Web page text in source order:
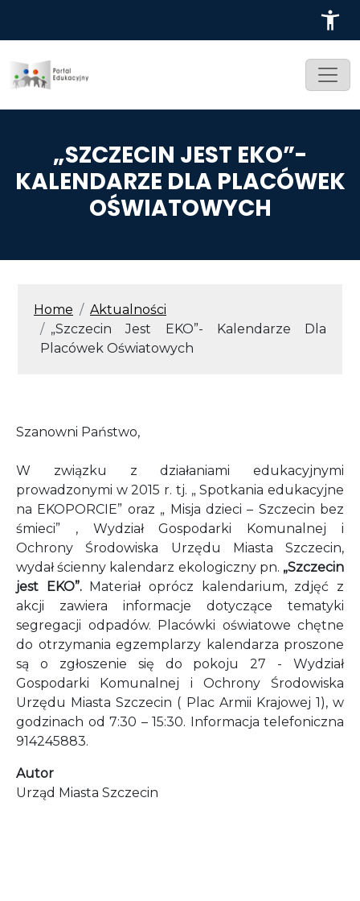
„SZCZECIN JEST EKO”-
KALENDARZE DLA PLACÓWEK
OŚWIATOWYCH
ŚCIEŻKA NAWIGACYJNA
Home
Aktualności
„Szczecin Jest EKO”- Kalendarze Dla
Placówek Oświatowych
Szanowni Państwo,
W związku z działaniami edukacyjnymi
prowadzonymi w 2015 r. tj. „ Spotkania edukacyjne
na EKOPORCIE” oraz „ Misja dzieci – Szczecin bez
śmieci” , Wydział Gospodarki Komunalnej i
Ochrony Środowiska Urzędu Miasta Szczecin,
wydał ścienny kalendarz ekologiczny pn. „Szczecin
jest EKO”. Materiał oprócz kalendarium, zdjęć z
akcji zawiera informacje dotyczące tematyki
segregacji odpadów. Placówki oświatowe chętne
do otrzymania egzemplarzy kalendarza proszone
są o zgłoszenie się do pokoju 27 - Wydział
Gospodarki Komunalnej i Ochrony Środowiska
Urzędu Miasta Szczecin ( Plac Armii Krajowej 1), w
godzinach od 7:30 – 15:30. Informacja telefoniczna
914245883.
Autor
Urząd Miasta Szczecin